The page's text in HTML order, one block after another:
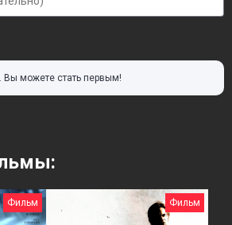
Вы можете стать первым!
Фильм Фильм